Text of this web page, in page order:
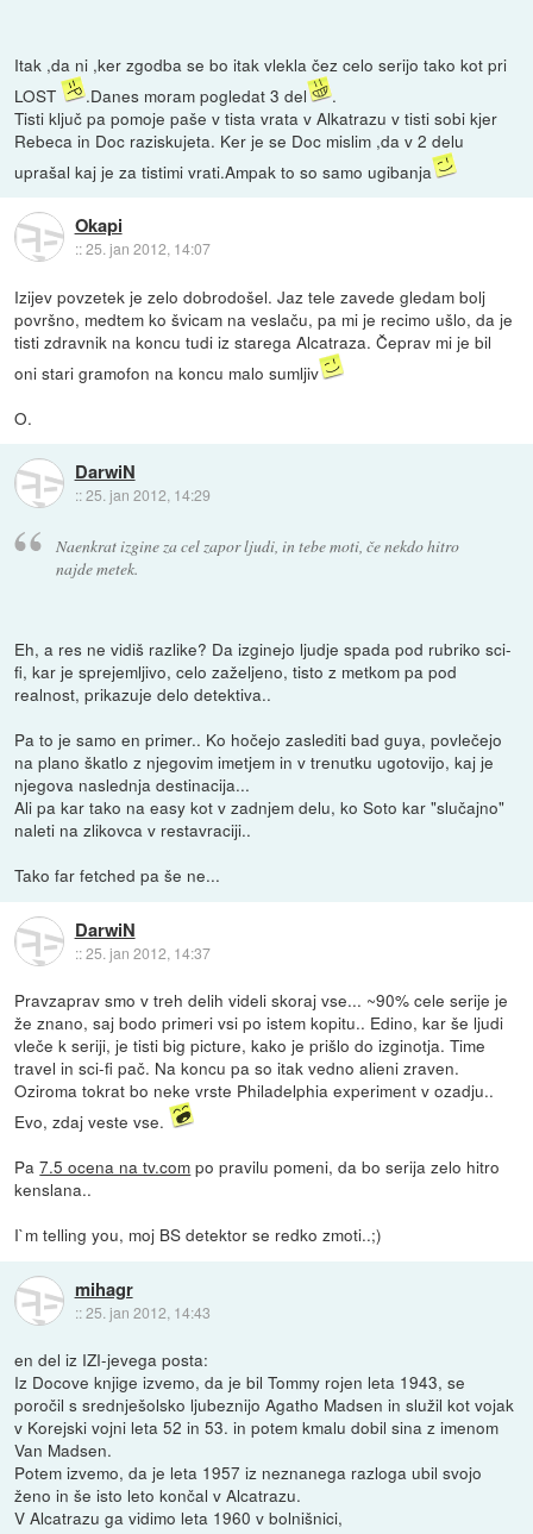
Itak ,da ni ,ker zgodba se bo itak vlekla čez celo serijo tako kot pri
LOST
.Danes moram pogledat 3 del
.
Tisti ključ pa pomoje paše v tista vrata v Alkatrazu v tisti sobi kjer
Rebeca in Doc raziskujeta. Ker je se Doc mislim ,da v 2 delu
uprašal kaj je za tistimi vrati.Ampak to so samo ugibanja
Okapi
::25. jan 2012, 14:07
Izijev povzetek je zelo dobrodošel. Jaz tele zavede gledam bolj
površno, medtem ko švicam na veslaču, pa mi je recimo ušlo, da je
tisti zdravnik na koncu tudi iz starega Alcatraza. Čeprav mi je bil
oni stari gramofon na koncu malo sumljiv
O.
DarwiN
::25. jan 2012, 14:29
Naenkrat izgine za cel zapor ljudi, in tebe moti, če nekdo hitro
najde metek.
Eh, a res ne vidiš razlike? Da izginejo ljudje spada pod rubriko sci-
fi, kar je sprejemljivo, celo zaželjeno, tisto z metkom pa pod
realnost, prikazuje delo detektiva..
Pa to je samo en primer.. Ko hočejo zaslediti bad guya, povlečejo
na plano škatlo z njegovim imetjem in v trenutku ugotovijo, kaj je
njegova naslednja destinacija...
Ali pa kar tako na easy kot v zadnjem delu, ko Soto kar "slučajno"
naleti na zlikovca v restavraciji..
Tako far fetched pa še ne...
DarwiN
::25. jan 2012, 14:37
Pravzaprav smo v treh delih videli skoraj vse... ~90% cele serije je
že znano, saj bodo primeri vsi po istem kopitu.. Edino, kar še ljudi
vleče k seriji, je tisti big picture, kako je prišlo do izginotja. Time
travel in sci-fi pač. Na koncu pa so itak vedno alieni zraven.
Oziroma tokrat bo neke vrste Philadelphia experiment v ozadju..
Evo, zdaj veste vse.
Pa7.5 ocena na tv.com po pravilu pomeni, da bo serija zelo hitro
kenslana..
I`m telling you, moj BS detektor se redko zmoti..;)
mihagr
::25. jan 2012, 14:43
en del iz IZI-jevega posta:
Iz Docove knjige izvemo, da je bil Tommy rojen leta 1943, se
poročil s srednješolsko ljubeznijo Agatho Madsen in služil kot vojak
v Korejski vojni leta 52 in 53. in potem kmalu dobil sina z imenom
Van Madsen.
Potem izvemo, da je leta 1957 iz neznanega razloga ubil svojo
ženo in še isto leto končal v Alcatrazu.
V Alcatrazu ga vidimo leta 1960 v bolnišnici,